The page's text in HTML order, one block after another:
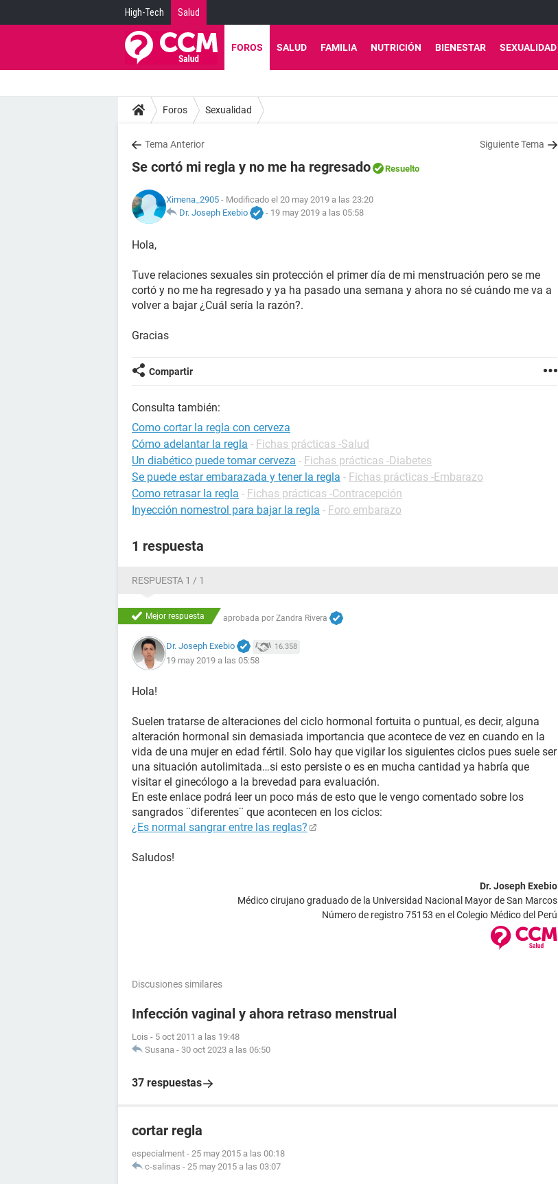
High-Tech Salud
FOROS SALUD FAMILIA NUTRICIÓN BIENESTAR SEXUALIDAD
Foros Sexualidad
Tema Anterior Siguiente Tema
Se cortó mi regla y no me ha regresado Resuelto
Ximena_2905 - Modificado el 20 may 2019 a las 23:20
Dr. Joseph Exebio
- 19 may 2019 a las 05:58
Hola,
Tuve relaciones sexuales sin protección el primer día de mi menstruación pero se me
cortó y no me ha regresado y ya ha pasado una semana y ahora no sé cuándo me va a
volver a bajar ¿Cuál sería la razón?.
Gracias
Compartir
Consulta también:
Como cortar la regla con cerveza
Cómo adelantar la regla - Fichas prácticas -Salud
Un diabético puede tomar cerveza - Fichas prácticas -Diabetes
Se puede estar embarazada y tener la regla - Fichas prácticas -Embarazo
Como retrasar la regla - Fichas prácticas -Contracepción
Inyección nomestrol para bajar la regla - Foro embarazo
1 respuesta
RESPUESTA 1 / 1
Mejor respuesta aprobada por Zandra Rivera
Dr. Joseph Exebio 16.358
19 may 2019 a las 05:58
Hola!
Suelen tratarse de alteraciones del ciclo hormonal fortuita o puntual, es decir, alguna
alteración hormonal sin demasiada importancia que acontece de vez en cuando en la
vida de una mujer en edad fértil. Solo hay que vigilar los siguientes ciclos pues suele ser
una situación autolimitada…si esto persiste o es en mucha cantidad ya habría que
visitar el ginecólogo a la brevedad para evaluación.
En este enlace podrá leer un poco más de esto que le vengo comentado sobre los
sangrados ¨diferentes¨ que acontecen en los ciclos:
¿Es normal sangrar entre las reglas?
Saludos!
Dr. Joseph Exebio
Médico cirujano graduado de la Universidad Nacional Mayor de San Marcos
Número de registro 75153 en el Colegio Médico del Perú
Discusiones similares
Infección vaginal y ahora retraso menstrual
Lois - 5 oct 2011 a las 19:48
Susana - 30 oct 2023 a las 06:50
37 respuestas
cortar regla
especialment - 25 may 2015 a las 00:18
c-salinas - 25 may 2015 a las 03:07